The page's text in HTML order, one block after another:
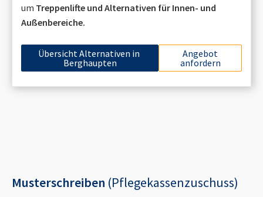
um Treppenlifte und Alternativen für Innen- und
Außenbereiche.
Übersicht Alternativen in
Berghaupten
Angebot
anfordern
Musterschreiben (Pflegekassenzuschuss)